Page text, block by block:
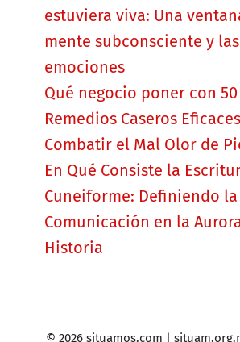
estuviera viva: Una
mente subconsciente y las
emociones
Qué negocio poner con
Remedios Caseros
Combatir el Mal Olor de
En Qué Consiste la
Cuneiforme: Definiendo la
Comunicación en la
Historia
© 2026 situamos.com |